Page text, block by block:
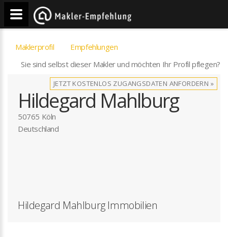
Maklerprofil
Empfehlungen
Sie sind selbst dieser Makler und möchten Ihr Profil pflegen?
JETZT KOSTENLOS ZUGANGSDATEN ANFORDERN »
Hildegard Mahlburg
50765 Köln
Deutschland
Hildegard Mahlburg Immobilien